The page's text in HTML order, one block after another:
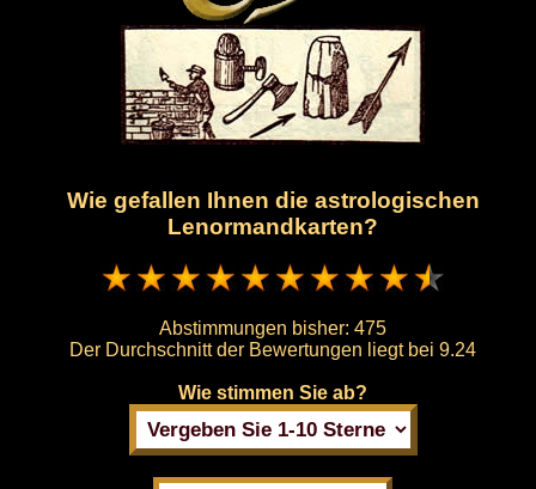
Wie gefallen Ihnen die astrologischen
Lenormandkarten?
Abstimmungen bisher: 475
Der Durchschnitt der Bewertungen liegt bei 9.24
Wie stimmen Sie ab?